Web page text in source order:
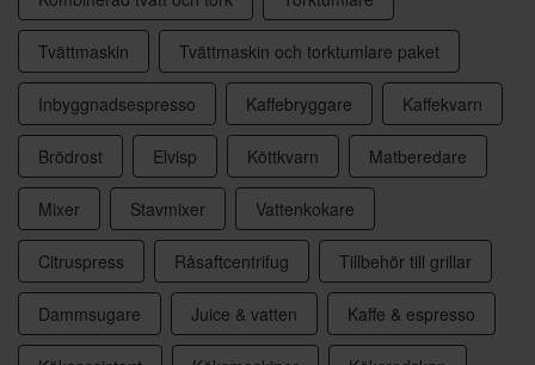
Tvättmaskin Tvättmaskin och torktumlare paket
Inbyggnadsespresso Kaffebryggare Kaffekvarn
Brödrost Elvisp Köttkvarn Matberedare
Mixer Stavmixer Vattenkokare
Citruspress Råsaftcentrifug Tillbehör till grillar
Dammsugare Juice & vatten Kaffe & espresso